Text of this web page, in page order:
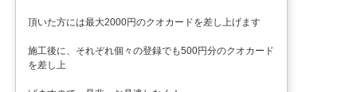
頂いた方には最大2000円のクオカードを差し上げます
施工後に、それぞれ個々の登録でも500円分のクオカード
を差し上